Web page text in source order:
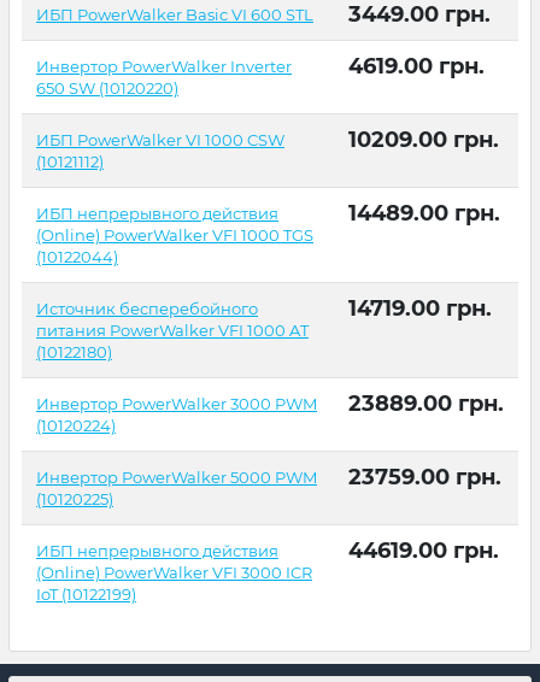
ИБП PowerWalker Basic VI 600 STL 3449.00 грн.
Инвертор PowerWalker Inverter
650 SW (10120220)
4619.00 грн.
ИБП PowerWalker VI 1000 CSW
(10121112)
10209.00 грн.
ИБП непрерывного действия
(Online) PowerWalker VFI 1000 TGS
(10122044)
14489.00 грн.
Источник бесперебойного
питания PowerWalker VFI 1000 AT
(10122180)
14719.00 грн.
Инвертор PowerWalker 3000 PWM
(10120224)
23889.00 грн.
Инвертор PowerWalker 5000 PWM
(10120225)
23759.00 грн.
ИБП непрерывного действия
(Online) PowerWalker VFI 3000 ICR
IoT (10122199)
44619.00 грн.